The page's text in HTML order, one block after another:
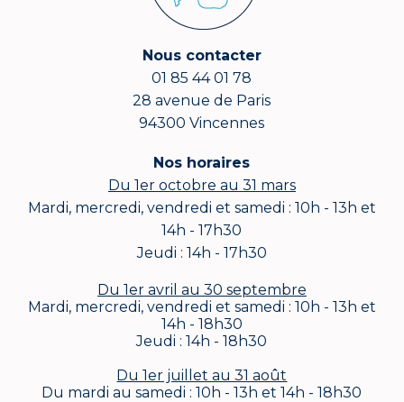
Nous contacter
01 85 44 01 78
28 avenue de Paris
94300 Vincennes
Nos horaires
Du 1er octobre au 31 mars
Mardi, mercredi, vendredi et samedi : 10h - 13h et
14h - 17h30
Jeudi : 14h - 17h30
Du 1er avril au 30 septembre
Mardi, mercredi, vendredi et samedi : 10h - 13h et
14h - 18h30
Jeudi : 14h - 18h30
Du 1er juillet au 31 août
Du mardi au samedi : 10h - 13h et 14h - 18h30